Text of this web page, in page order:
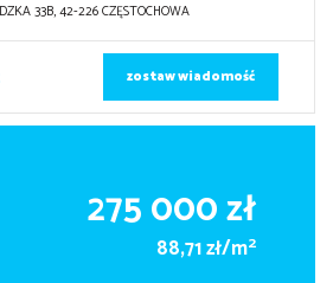
33B, 42-226 CZĘSTOCHOWA
zostaw wiadomość
275 000 zł
88,71 zł/m2